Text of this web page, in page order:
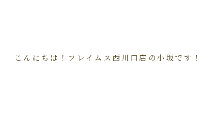
こんにちは！フレイムス西川口店の小坂です！